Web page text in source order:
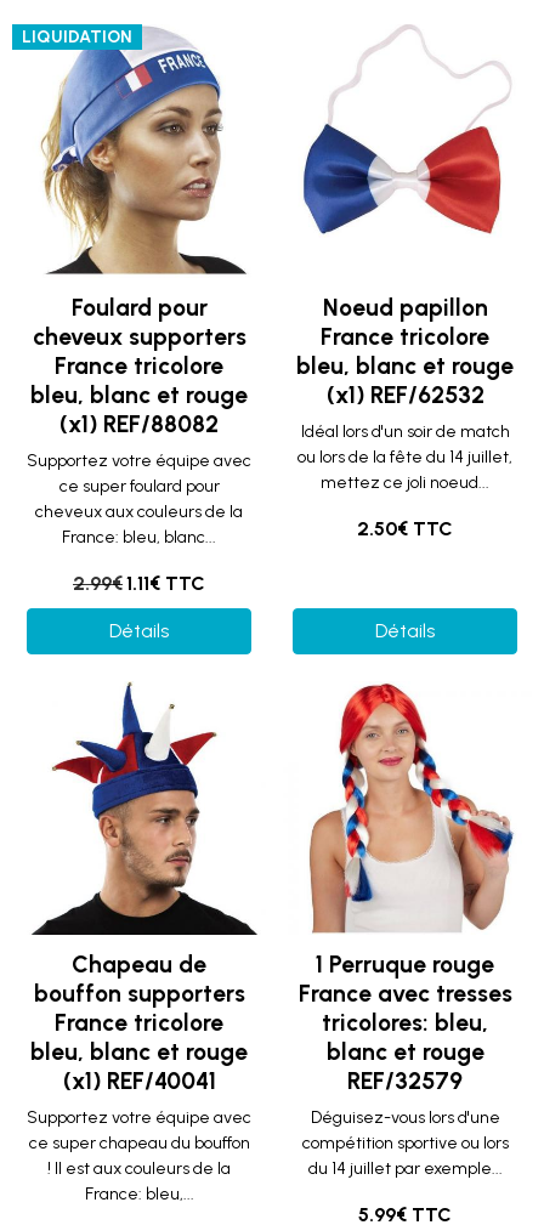
LIQUIDATION
Foulard pour
cheveux supporters
France tricolore
bleu, blanc et rouge
(x1) REF/88082
Supportez votre équipe avec
ce super foulard pour
cheveux aux couleurs de la
France: bleu, blanc...
2.99€1.11€ TTC
Détails
Noeud papillon
France tricolore
bleu, blanc et rouge
(x1) REF/62532
Idéal lors d'un soir de match
ou lors de la fête du 14 juillet,
mettez ce joli noeud...
2.50€ TTC
Détails
Chapeau de
bouffon supporters
France tricolore
bleu, blanc et rouge
(x1) REF/40041
Supportez votre équipe avec
ce super chapeau du bouffon
! Il est aux couleurs de la
France: bleu,...
1 Perruque rouge
France avec tresses
tricolores: bleu,
blanc et rouge
REF/32579
Déguisez-vous lors d'une
compétition sportive ou lors
du 14 juillet par exemple...
5.99€ TTC